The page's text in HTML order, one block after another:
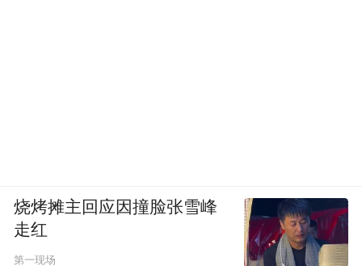
烧烤摊主回应因撞脸张雪峰
走红
第一现场